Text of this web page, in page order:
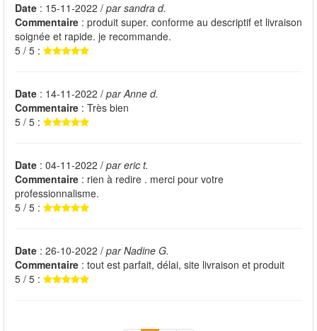
Date : 15-11-2022 / par sandra d.
Commentaire : produit super. conforme au descriptif et livraison
soignée et rapide. je recommande.
5 / 5 :
Date : 14-11-2022 / par Anne d.
Commentaire : Très bien
5 / 5 :
Date : 04-11-2022 / par eric t.
Commentaire : rien à redire . merci pour votre
professionnalisme.
5 / 5 :
Date : 26-10-2022 / par Nadine G.
Commentaire : tout est parfait, délai, site livraison et produit
5 / 5 :